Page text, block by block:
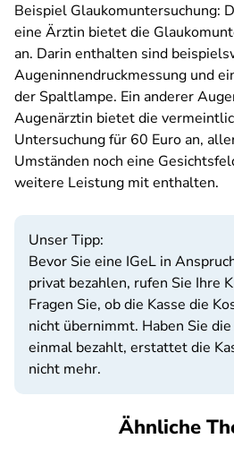
Beispiel Glaukomuntersuchung:
eine Ärztin bietet die
an. Darin enthalten sind
Augeninnendruckmessung und
der Spaltlampe. Ein anderer
Augenärztin bietet die
Untersuchung für 60 Euro an,
Umständen noch eine
weitere Leistung mit enthalten.
Unser Tipp:
Bevor Sie eine IGeL in
privat bezahlen, rufen Sie Ihre
Fragen Sie, ob die Kasse die
nicht übernimmt. Haben Sie
einmal bezahlt, erstattet die
nicht mehr.
Ähnliche